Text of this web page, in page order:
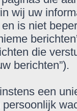
wij uw
is niet
die
berichten”).
een
persoonlijk